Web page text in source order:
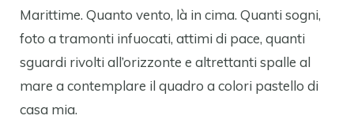
Marittime. Quanto vento, là in cima. Quanti sogni,
foto a tramonti infuocati, attimi di pace, quanti
sguardi rivolti all’orizzonte e altrettanti spalle al
mare a contemplare il quadro a colori pastello di
casa mia.